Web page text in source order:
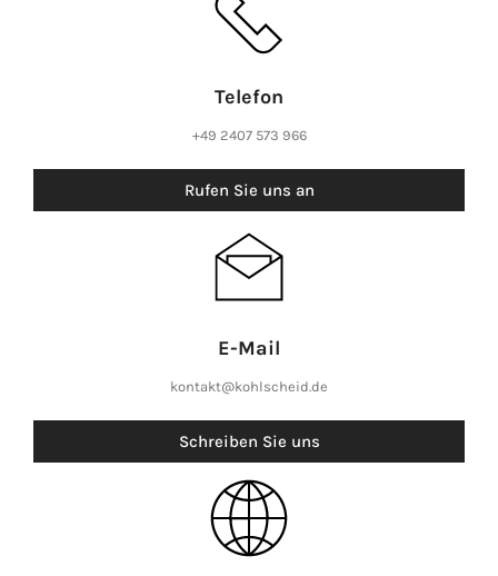
Telefon
+49 2407 573 966
Rufen Sie uns an
E-Mail
kontakt@kohlscheid.de
Schreiben Sie uns